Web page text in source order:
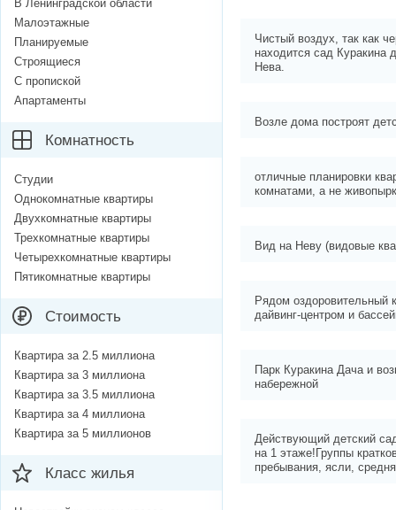
Чистый воздух, так как
находится сад Куракина
Нева.
Возле дома построят
отличные планировки
комнатами, а не
Вид на Неву (видовые
Рядом оздоровительный
дайвинг-центром и
Парк Куракина Дача и
набережной
Действующий детский
на 1 этаже!Группы
пребывания, ясли,
В Ленинградской области
Малоэтажные
Планируемые
Строящиеся
С пропиской
Апартаменты
Комнатность
Студии
Однокомнатные квартиры
Двухкомнатные квартиры
Трехкомнатные квартиры
Четырехкомнатные квартиры
Пятикомнатные квартиры
Стоимость
Квартира за 2.5 миллиона
Квартира за 3 миллиона
Квартира за 3.5 миллиона
Квартира за 4 миллиона
Квартира за 5 миллионов
Класс жилья